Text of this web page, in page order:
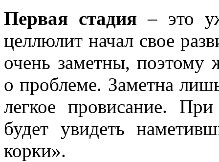
Первая стадия – это
целлюлит начал свое
очень заметны, поэтому
о проблеме. Заметна
легкое провисание.
будет увидеть
корки».